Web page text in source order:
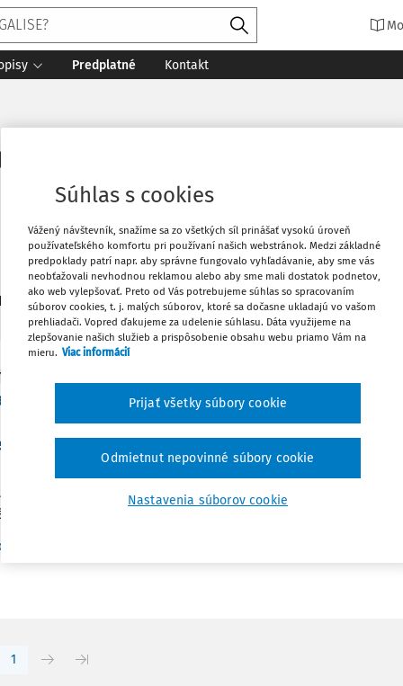
Predplatné Kontakt
CSc.
dokumentov: 1 Zoradiť
reči a veľké súdne procesy podľa
rímskeho práva. Zborník príspevkov
právnych romanistov SR a ČR.
a veľké súdne procesy podľa justiniánskych Digest a
príspevkov z 11. konferencie právnych romanistov SR
doc....
JUDr. Blažena Antalová CSc.
1
Súhlas s cookies
Vážený návštevník, snažíme sa zo všetkých síl prinášať vysokú úroveň
používateľského komfortu pri používaní našich webstránok. Medzi základné
predpoklady patrí napr. aby správne fungovalo vyhľadávanie, aby sme vás
neobťažovali nevhodnou reklamou alebo aby sme mali dostatok podnetov,
ako web vylepšovať. Preto od Vás potrebujeme súhlas so spracovaním
súborov cookies, t. j. malých súborov, ktoré sa dočasne ukladajú vo vašom
prehliadači. Vopred ďakujeme za udelenie súhlasu. Dáta využijeme na
zlepšovanie našich služieb a prispôsobenie obsahu webu priamo Vám na
mieru. Viac informácií
Nastavenia súborov cookie
Odmietnut nepovinné súbory cookie
Prijať všetky súbory cookie